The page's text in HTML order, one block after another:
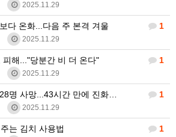
2025.11.29
1
다 온화...다음 주 본격 겨울
2025.11.29
1
피해..."당분간 비 더 온다"
2025.11.29
1
명 사망...43시간 만에 진화…
2025.11.29
1
는 김치 사용법